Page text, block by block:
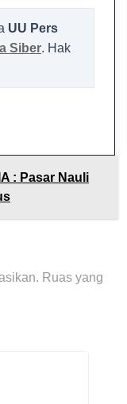
UU Pers
Siber. Hak
: Pasar Nauli
Ruas yang